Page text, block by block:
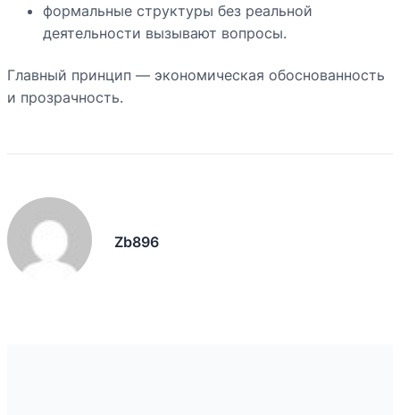
формальные структуры без реальной
деятельности вызывают вопросы.
Главный принцип — экономическая обоснованность
и прозрачность.
Zb896